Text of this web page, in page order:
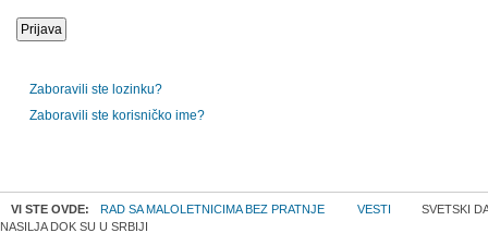
Zaboravili ste lozinku?
Zaboravili ste korisničko ime?
VI STE OVDE: RAD SA MALOLETNICIMA BEZ PRATNJE VESTI
SVETSKI
NASILJA DOK SU U SRBIJI